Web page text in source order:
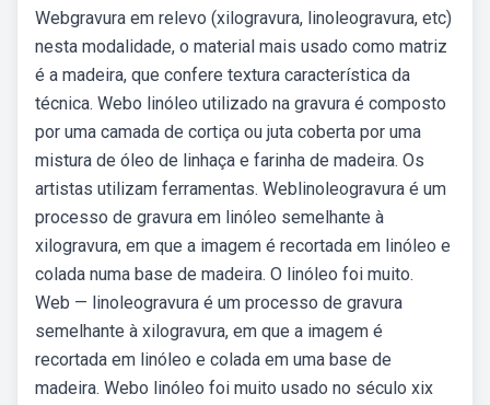
Webgravura em relevo (xilogravura, linoleogravura, etc)
nesta modalidade, o material mais usado como matriz
é a madeira, que confere textura característica da
técnica. Webo linóleo utilizado na gravura é composto
por uma camada de cortiça ou juta coberta por uma
mistura de óleo de linhaça e farinha de madeira. Os
artistas utilizam ferramentas. Weblinoleogravura é um
processo de gravura em linóleo semelhante à
xilogravura, em que a imagem é recortada em linóleo e
colada numa base de madeira. O linóleo foi muito.
Web — linoleogravura é um processo de gravura
semelhante à xilogravura, em que a imagem é
recortada em linóleo e colada em uma base de
madeira. Webo linóleo foi muito usado no século xix